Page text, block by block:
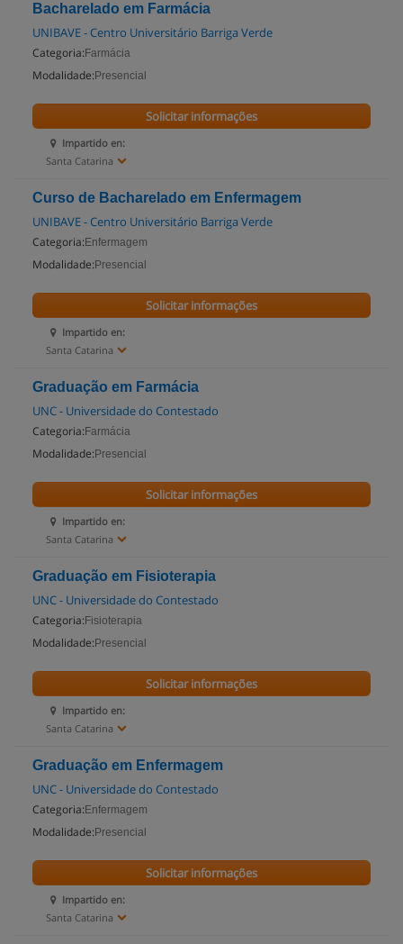
Bacharelado em Farmácia
UNIBAVE - Centro Universitário Barriga Verde
Categoria: Farmácia
Modalidade: Presencial
Impartido en:
Santa Catarina
Solicitar informações
Curso de Bacharelado em Enfermagem
UNIBAVE - Centro Universitário Barriga Verde
Categoria: Enfermagem
Modalidade: Presencial
Impartido en:
Santa Catarina
Solicitar informações
Graduação em Farmácia
UNC - Universidade do Contestado
Categoria: Farmácia
Modalidade: Presencial
Impartido en:
Santa Catarina
Solicitar informações
Graduação em Fisioterapia
UNC - Universidade do Contestado
Categoria: Fisioterapia
Modalidade: Presencial
Impartido en:
Santa Catarina
Solicitar informações
Graduação em Enfermagem
UNC - Universidade do Contestado
Categoria: Enfermagem
Modalidade: Presencial
Impartido en:
Santa Catarina
Solicitar informações